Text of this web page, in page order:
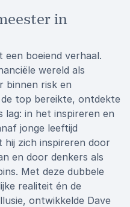
in
een boeiend verhaal.
wereld als
binnen risk en
top bereikte, ontdekte
lag: in het inspireren en
jonge leeftijd
hij zich inspireren door
en door denkers als
Met deze dubbele
realiteit én de
ontwikkelde Dave